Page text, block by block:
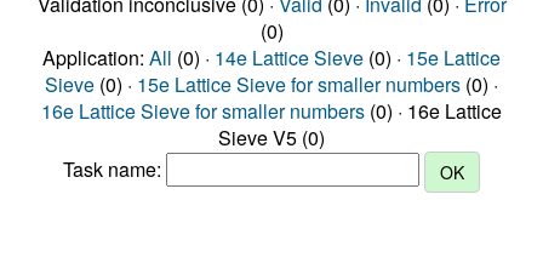
(0)
Application: All (0) · 14e Lattice Sieve (0) · 15e Lattice
Sieve (0) · 15e Lattice Sieve for smaller numbers (0) ·
16e Lattice Sieve for smaller numbers (0) · 16e Lattice
Sieve V5 (0)
Task name: